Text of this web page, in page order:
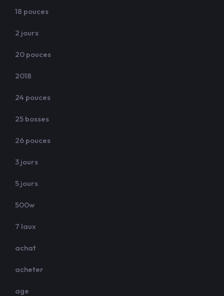
18 pouces
2 jours
20 pouces
2018
24 pouces
25 bosses
26 pouces
3 jours
5 jours
500w
7 laux
achat
acheter
age